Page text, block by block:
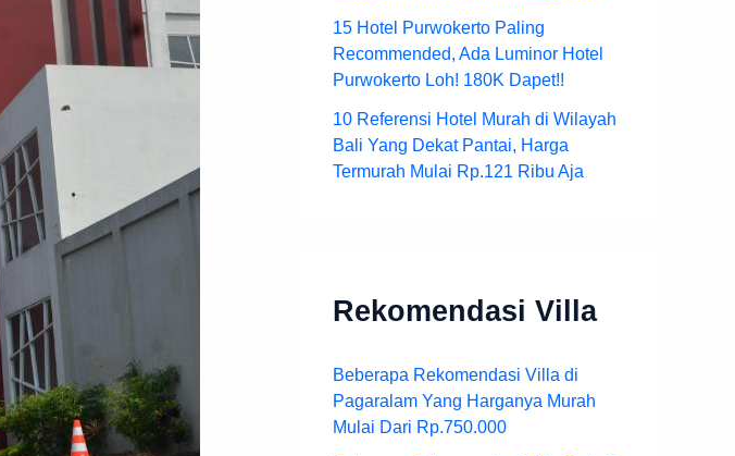
15 Hotel Purwokerto Paling
Recommended, Ada Luminor Hotel
Purwokerto Loh! 180K Dapet!!
10 Referensi Hotel Murah di Wilayah
Bali Yang Dekat Pantai, Harga
Termurah Mulai Rp.121 Ribu Aja
Rekomendasi Villa
Beberapa Rekomendasi Villa di
Pagaralam Yang Harganya Murah
Mulai Dari Rp.750.000